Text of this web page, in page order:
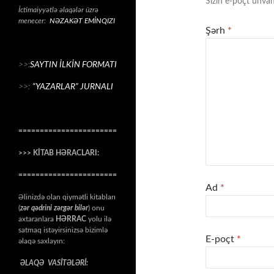
Şərh *
Ad *
E-poçt *
İctimaiyyətlə əlaqələr üzrə
menecer: NƏZAKƏT EMİNQIZI
>>:SAYTIN İLKİN FORMATI
>>: “YAZARLAR” JURNALI
=======================
>>> KİTAB HƏRACLARI:
=======================
Əlinizdə olan qiymətli kitabları
(zər qədrini zərgər bilər) onu
axtaranlara HƏRRAC yolu ilə
satmaq istəyirsinizsə bizimlə
əlaqə saxlayın:
ƏLAQƏ VASİTƏLƏRİ: